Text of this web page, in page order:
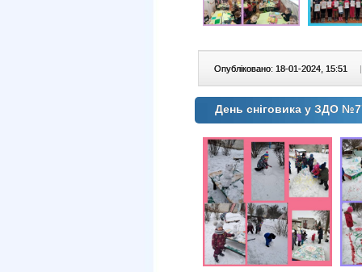
Опубліковано: 18-01-2024, 15:51 |
День сніговика у ЗДО